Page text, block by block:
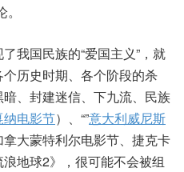
我国民族的“爱国主义”，就
历史时期、各个阶段的杀
、封建迷信、下九流、民族
纳电影节）、“”意大利威尼斯
大蒙特利尔电影节、捷克卡
地球2》，很可能不会被组